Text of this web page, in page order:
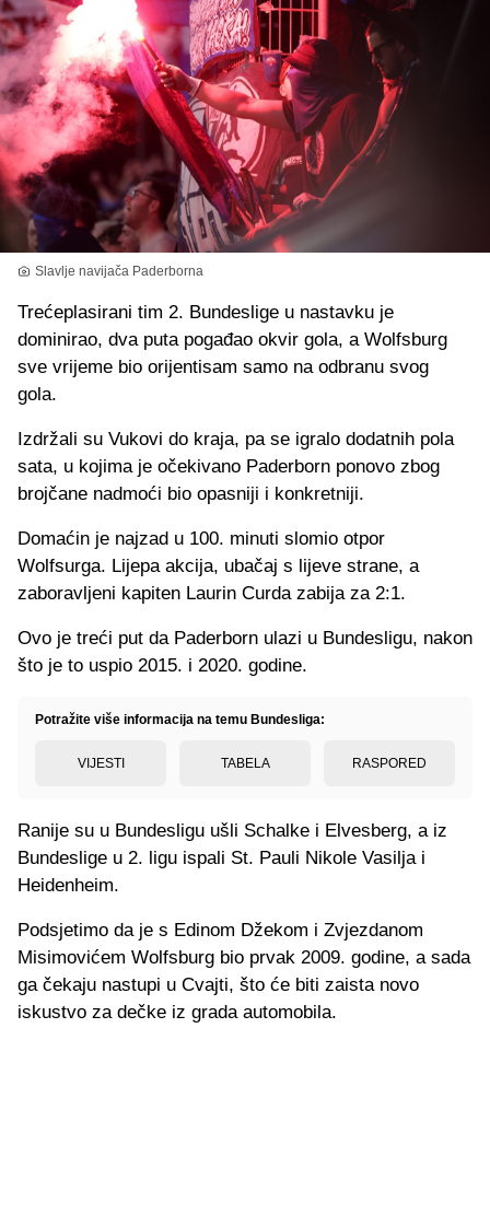
Slavlje navijača Paderborna
Trećeplasirani tim 2. Bundeslige u nastavku je
dominirao, dva puta pogađao okvir gola, a Wolfsburg
sve vrijeme bio orijentisam samo na odbranu svog
gola.
Izdržali su Vukovi do kraja, pa se igralo dodatnih pola
sata, u kojima je očekivano Paderborn ponovo zbog
brojčane nadmoći bio opasniji i konkretniji.
Domaćin je najzad u 100. minuti slomio otpor
Wolfsurga. Lijepa akcija, ubačaj s lijeve strane, a
zaboravljeni kapiten Laurin Curda zabija za 2:1.
Ovo je treći put da Paderborn ulazi u Bundesligu, nakon
što je to uspio 2015. i 2020. godine.
Potražite više informacija na temu Bundesliga:
VIJESTI TABELA RASPORED
Ranije su u Bundesligu ušli Schalke i Elvesberg, a iz
Bundeslige u 2. ligu ispali St. Pauli Nikole Vasilja i
Heidenheim.
Podsjetimo da je s Edinom Džekom i Zvjezdanom
Misimovićem Wolfsburg bio prvak 2009. godine, a sada
ga čekaju nastupi u Cvajti, što će biti zaista novo
iskustvo za dečke iz grada automobila.